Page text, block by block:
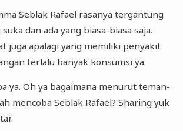
Seblak Rafael rasanya tergantung
dan ada yang biasa-biasa saja.
juga apalagi yang memiliki penyakit
terlalu banyak konsumsi ya.
ya. Oh ya bagaimana menurut teman-
mencoba Seblak Rafael? Sharing yuk